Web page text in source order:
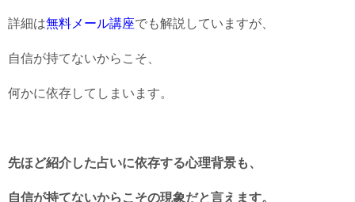
詳細は無料メール講座でも解説していますが、
自信が持てないからこそ、
何かに依存してしまいます。
先ほど紹介した占いに依存する心理背景も、
自信が持てないからこその現象だと言えます。